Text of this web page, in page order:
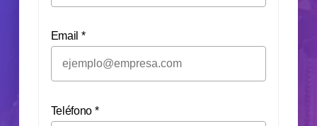
Email *
Teléfono *